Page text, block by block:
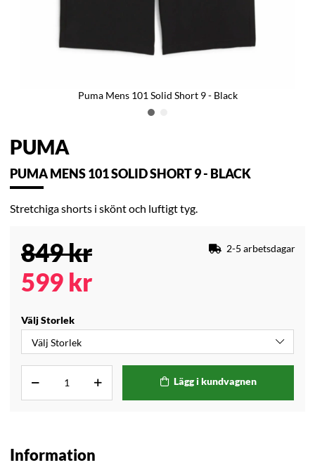
Puma Mens 101 Solid Short 9 - Black
PUMA
PUMA MENS 101 SOLID SHORT 9 - BLACK
Stretchiga shorts i skönt och luftigt tyg.
849kr
599 kr
2-5 arbetsdagar
Välj Storlek
Lägg i kundvagnen
Information